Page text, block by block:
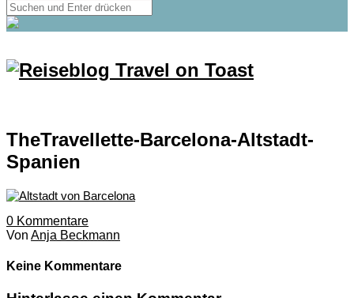
TheTravellette-Barcelona-Altstadt-
Spanien
0 Kommentare
Von Anja Beckmann
Keine Kommentare